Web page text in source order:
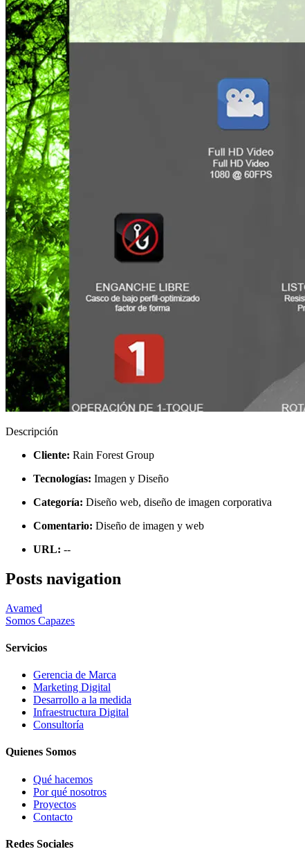
Descripción
Cliente: Rain Forest Group
Tecnologías: Imagen y Diseño
Categoría: Diseño web, diseño de imagen corporativa
Comentario: Diseño de imagen y web
URL: --
Posts navigation
Avamed
Somos Capazes
Servicios
Gerencia de Marca
Marketing Digital
Desarrollo a la medida
Infraestructura Digital
Consultoría
Quienes Somos
Qué hacemos
Por qué nosotros
Proyectos
Contacto
Redes Sociales